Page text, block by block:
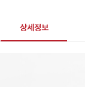
상세정보